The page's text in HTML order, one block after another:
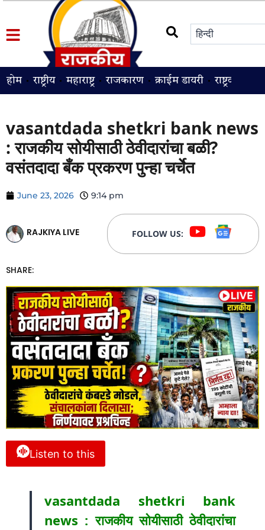
होम राष्ट्रीय महाराष्ट्र राजकारण क्राईम डायरी राष्ट्रवादी
vasantdada shetkri bank news
: राजकीय सोयीसाठी ठेवीदारांचा बळी?
वसंतदादा बँक प्रकरण पुन्हा चर्चेत
June 23, 2026 9:14 pm
RAJKIYA LIVE FOLLOW US:
SHARE:
Listen to this
vasantdada shetkri bank
news : राजकीय सोयीसाठी ठेवीदारांचा